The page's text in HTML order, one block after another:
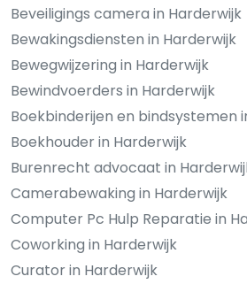
Beveiligings camera in Harderwijk
Bewakingsdiensten in Harderwijk
Bewegwijzering in Harderwijk
Bewindvoerders in Harderwijk
Boekbinderijen en bindsystemen
Boekhouder in Harderwijk
Burenrecht advocaat in
Camerabewaking in Harderwijk
Computer Pc Hulp Reparatie in
Coworking in Harderwijk
Curator in Harderwijk